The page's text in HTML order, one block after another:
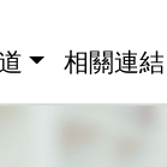
相關連結